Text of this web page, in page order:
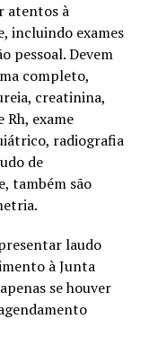
atentos à
incluindo exames
pessoal. Devem
completo,
creatinina,
Rh, exame
radiografia
de
também são
laudo
à Junta
se houver